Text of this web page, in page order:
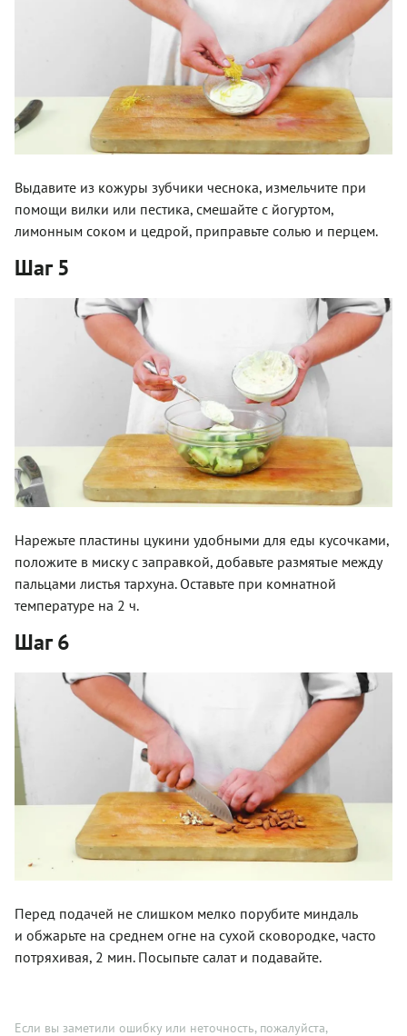
Выдавите из кожуры зубчики чеснока, измельчите при
помощи вилки или пестика, смешайте с йогуртом,
лимонным соком и цедрой, приправьте солью и перцем.
Шаг 5
Нарежьте пластины цукини удобными для еды кусочками,
положите в миску с заправкой, добавьте размятые между
пальцами листья тархуна. Оставьте при комнатной
температуре на 2 ч.
Шаг 6
Перед подачей не слишком мелко порубите миндаль
и обжарьте на среднем огне на сухой сковородке, часто
потряхивая, 2 мин. Посыпьте салат и подавайте.
Если вы заметили ошибку или неточность, пожалуйста,